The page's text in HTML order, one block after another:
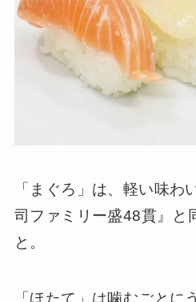
「まぐろ」は、軽い味わ
司ファミリー盛48貫』と
と。
「ほたて」は噛むごとに